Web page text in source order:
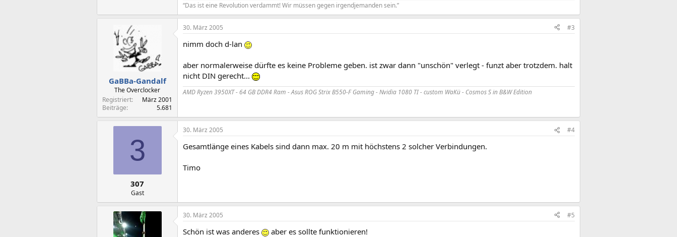
“Das ist eine Revolution verdammt! Wir müssen gegen irgendjemanden sein.”
GaBBa-Gandalf
The Overclocker
Registriert
März 2001
Beiträge
5.681
30. März 2005 #3
nimm doch d-lan
aber normalerweise dürfte es keine Probleme geben. ist zwar dann "unschön" verlegt - funzt aber trotzdem. halt
nicht DIN gerecht...
AMD Ryzen 3950XT - 64 GB DDR4 Ram - Asus ROG Strix B550-F Gaming - Nvidia 1080 TI - custom WaKü - Cosmos S in B&W Edition
3
307
Gast
30. März 2005 #4
Gesamtlänge eines Kabels sind dann max. 20 m mit höchstens 2 solcher Verbindungen.
Timo
30. März 2005 #5
Schön ist was anderes aber es sollte funktionieren!